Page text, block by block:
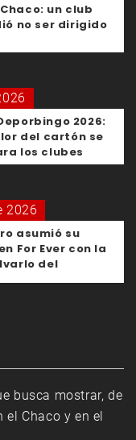
un club
no ser dirigido
2026:
del cartón se
los clubes
2026
asumió su
For Ever con la
del
busca mostrar, de
el Chaco y en el